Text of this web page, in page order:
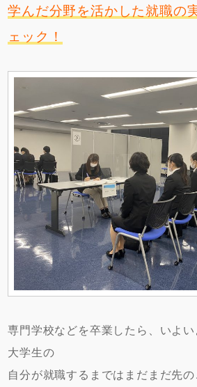
学んだ分野を活かした就職の
ェック！
専門学校などを卒業したら、いよい
大学生の
自分が就職するまではまだまだ先の